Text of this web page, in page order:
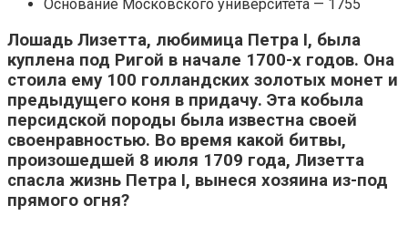
Основание Московского университета — 1755
Лошадь Лизетта, любимица Петра I, была
куплена под Ригой в начале 1700-х годов. Она
стоила ему 100 голландских золотых монет и
предыдущего коня в придачу. Эта кобыла
персидской породы была известна своей
своенравностью. Во время какой битвы,
произошедшей 8 июля 1709 года, Лизетта
спасла жизнь Петра I, вынеся хозяина из-под
прямого огня?